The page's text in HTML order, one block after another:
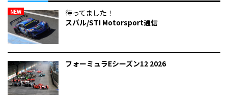
NEW
待ってました！
スバル/STI Motorsport通信
フォーミュラEシーズン12 2026